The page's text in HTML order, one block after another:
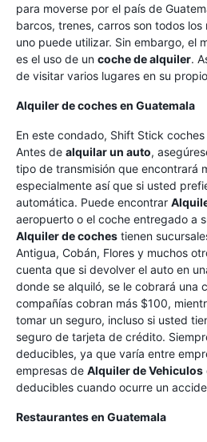
para moverse por el país de
barcos, trenes, carros son todos
uno puede utilizar. Sin embargo, el
es el uso de un coche de alquiler.
de visitar varios lugares en su
Alquiler de coches en Guatemala
En este condado, Shift Stick
Antes de alquilar un auto,
tipo de transmisión que encontrará
especialmente así que si usted
automática. Puede encontrar
aeropuerto o el coche entregado a
Alquiler de coches tienen
Antigua, Cobán, Flores y muchos
cuenta que si devolver el auto en
donde se alquiló, se le cobrará una
compañías cobran más $100,
tomar un seguro, incluso si usted
seguro de tarjeta de crédito.
deducibles, ya que varía entre
empresas de Alquiler de Vehiculos
deducibles cuando ocurre un
Restaurantes en Guatemala